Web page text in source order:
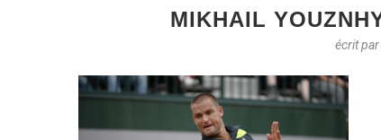
MIKHAIL
écrit par